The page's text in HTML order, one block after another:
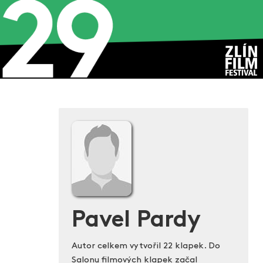
Pavel Pardy
Autor celkem vytvořil 22 klapek. Do
Salonu filmových klapek začal